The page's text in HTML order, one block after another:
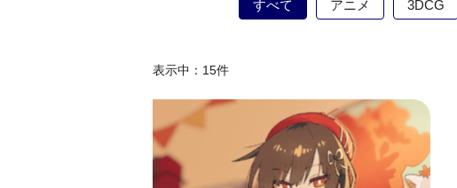
すべて アニメ 3DCG
表示中： 15件